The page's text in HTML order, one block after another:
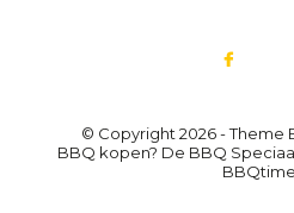
© Copyright 2026 - Theme
BBQ kopen? De BBQ